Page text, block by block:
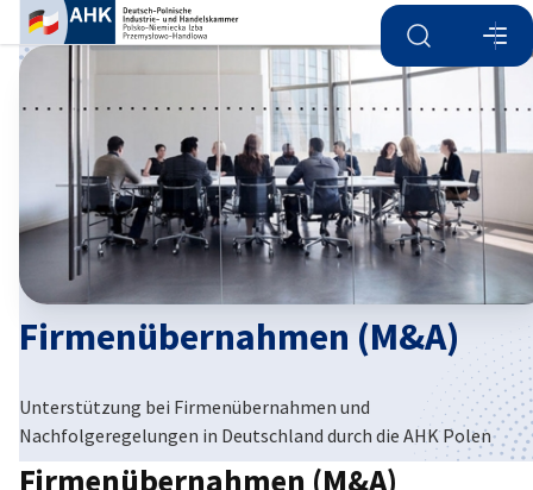
Suche öffnen
German
Firmenübernahmen (M&A)
Unterstützung bei Firmenübernahmen und
Nachfolgeregelungen in Deutschland durch die AHK Polen
Firmenübernahmen (M&A)